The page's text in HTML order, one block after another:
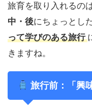
旅育を取り入れるの
中・後にちょっとし
って学びのある旅行
きますね。
旅行前：「興